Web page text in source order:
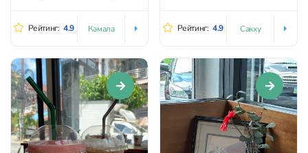
коллекция! Сердце меню –
кофе и десерты. Кстати
кофе – без прикрас, один из
лучших на Камале. С утра...
Рейтинг: 4.9 Камала
персонал всегда готов
предложить напиток,
который идеально
соответствует вашим
предпочтениям. Здесь
каждый гость ощущает
заботу и внимание...
Рейтинг: 4.9 Сакху